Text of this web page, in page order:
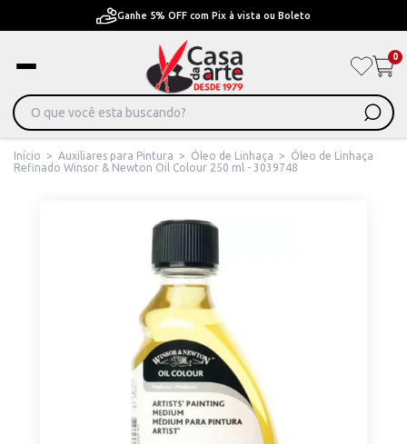
Ganhe 5% OFF com Pix à vista ou Boleto
0
Início > Auxiliares para Pintura > Óleo de Linhaça >
Óleo de Linhaça
Refinado Winsor & Newton Oil Colour 250 ml - 3039748